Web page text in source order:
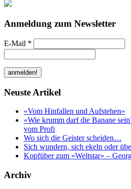
Anmeldung zum Newsletter
E-Mail *
Neuste Artikel
«Vom Hinfallen und Aufstehen»
«Wie krumm darf die Banane
vom Profi
Wo sich die Geister scheiden…
Sich wundern, sich ekeln oder
Kopfüber zum «Weltstar» –
Archiv